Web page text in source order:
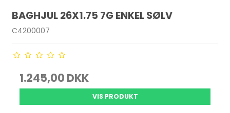
BAGHJUL 26X1.75 7G ENKEL SØLV
C4200007
1.245,00 DKK
VIS PRODUKT